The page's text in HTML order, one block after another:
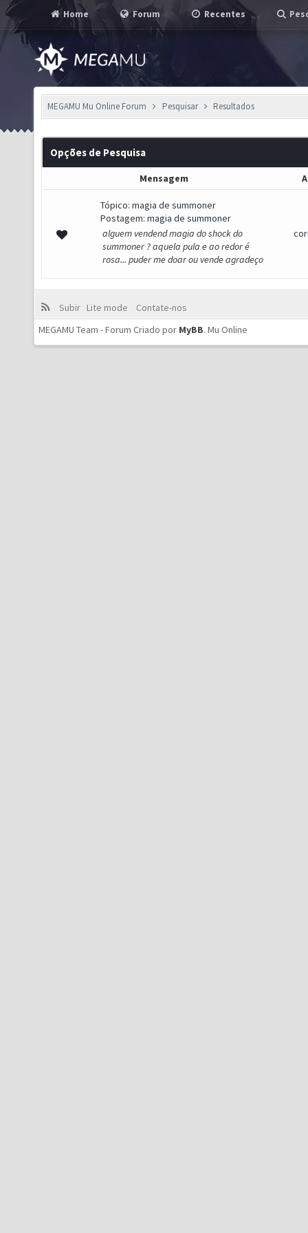
Home Forum Recentes
MEGAMU Mu Online Forum Pesquisar Resultados
Opções de Pesquisa
Mensagem
Tópico: magia de summoner
Postagem: magia de summoner
alguem vendend magia do shock do
summoner ? aquela pula e ao redor é
rosa... puder me doar ou vende agradeço
Subir Lite mode
Contate-nos
MEGAMU Team - Forum Criado por MyBB. Mu Online